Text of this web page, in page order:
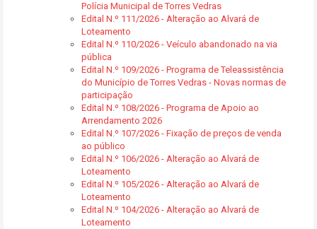
Polícia Municipal de Torres Vedras
Edital N.º 111/2026 - Alteração ao Alvará de
Loteamento
Edital N.º 110/2026 - Veículo abandonado na via
pública
Edital N.º 109/2026 - Programa de Teleassistência
do Município de Torres Vedras - Novas normas de
participação
Edital N.º 108/2026 - Programa de Apoio ao
Arrendamento 2026
Edital N.º 107/2026 - Fixação de preços de venda
ao público
Edital N.º 106/2026 - Alteração ao Alvará de
Loteamento
Edital N.º 105/2026 - Alteração ao Alvará de
Loteamento
Edital N.º 104/2026 - Alteração ao Alvará de
Loteamento